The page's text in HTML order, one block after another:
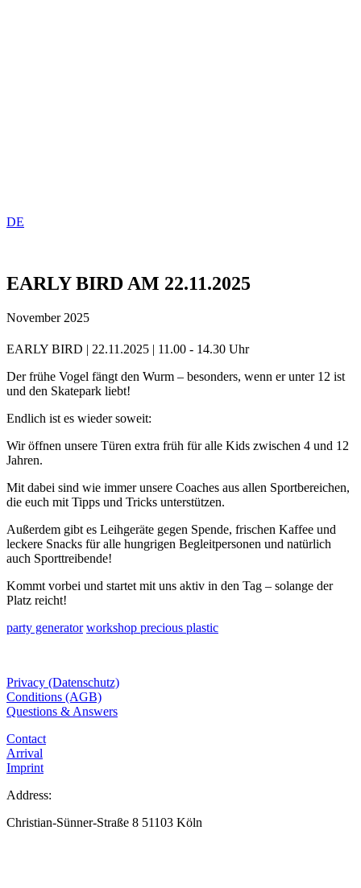
DE
EARLY BIRD AM 22.11.2025
November 2025
EARLY BIRD | 22.11.2025 | 11.00 - 14.30 Uhr
Der frühe Vogel fängt den Wurm – besonders, wenn er unter 12 ist
und den Skatepark liebt!
Endlich ist es wieder soweit:
Wir öffnen unsere Türen extra früh für alle Kids zwischen 4 und 12
Jahren.
Mit dabei sind wie immer unsere Coaches aus allen Sportbereichen,
die euch mit Tipps und Tricks unterstützen.
Außerdem gibt es Leihgeräte gegen Spende, frischen Kaffee und
leckere Snacks für alle hungrigen Begleitpersonen und natürlich
auch Sporttreibende!
Kommt vorbei und startet mit uns aktiv in den Tag – solange der
Platz reicht!
party generator workshop precious plastic
Privacy (Datenschutz)
Conditions (AGB)
Questions & Answers
Contact
Arrival
Imprint
Address:
Christian-Sünner-Straße 8 51103 Köln